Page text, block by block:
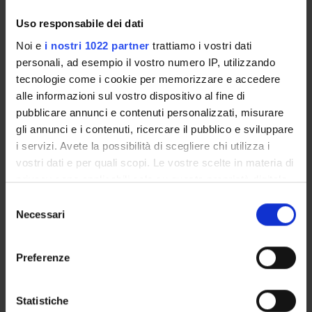
Uso responsabile dei dati
Noi e i nostri 1022 partner trattiamo i vostri dati
personali, ad esempio il vostro numero IP, utilizzando
tecnologie come i cookie per memorizzare e accedere
alle informazioni sul vostro dispositivo al fine di
pubblicare annunci e contenuti personalizzati, misurare
gli annunci e i contenuti, ricercare il pubblico e sviluppare
i servizi. Avete la possibilità di scegliere chi utilizza i
vostri dati e per quali scopi. Le vostre scelte in materia di
privacy sono applicabili solo su questa proprietà digitale
modificare o revocare il proprio consenso in qualsiasi
momento dalla Dichiarazione sui cookie o facendo clic
raccogliere informazioni sulla tua posizione
delNecessari
Preferenze
Statistiche
ORGANIZZAZIONE
GOVERNANCE
COMMISSIONI
UFFICI E STRUTTURE DI SERVIZIO
STRUTTURE DEL DIPARTIMENTO
LABORATORI